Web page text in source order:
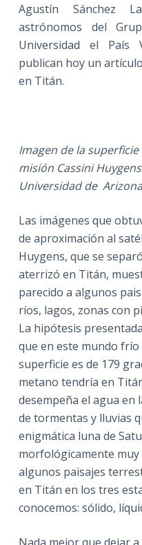
oAgustín Sánchez
astrónomos del
Universidad el País
publican hoy un
en Titán.
Imagen de la
misión Cassini
Universidad de
Las imágenes que
de aproximación al
Huygens, que se
aterrizó en Titán,
parecido a algunos
ríos, lagos, zonas con
La hipótesis
que en este mundo
superficie es de 179
metano tendría en
desempeña el agua en
de tormentas y lluvias
enigmática luna de
morfológicamente
algunos paisajes
en Titán en los tres
conocemos: sólido,